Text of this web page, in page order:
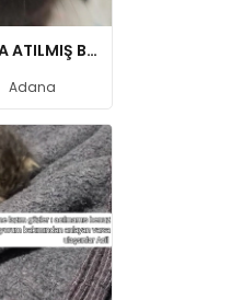
SOKAKTAĞA ATILMIŞ BU YAKIŞIKLIYA ACİL YUVA
Adana